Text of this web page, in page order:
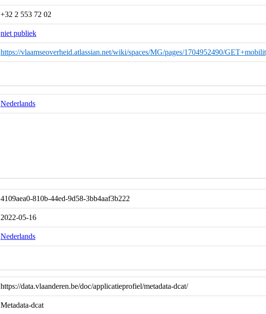
+32 2 553 72 02
niet publiek
https://vlaamseoverheid.atlassian.net/wiki/spaces/MG/pages/1704952490/
Nederlands
4109aea0-810b-44ed-9d58-3bb4aaf3b222
2022-05-16
Nederlands
https://data.vlaanderen.be/doc/applicatieprofiel/metadata-dcat/
Metadata-dcat